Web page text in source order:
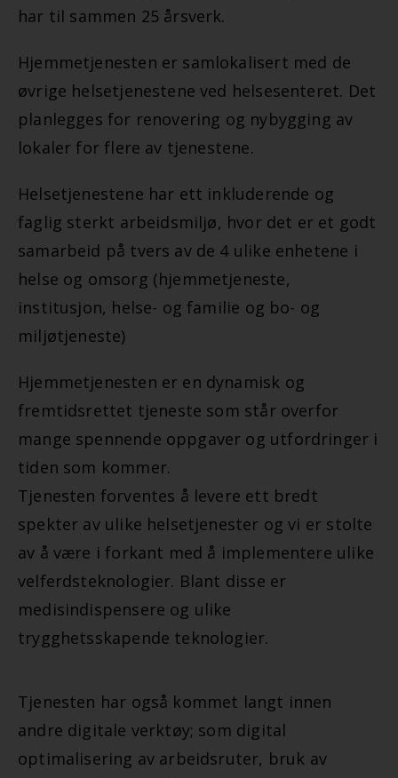
har til sammen 25 årsverk.
Hjemmetjenesten er samlokalisert med de
øvrige helsetjenestene ved helsesenteret. Det
planlegges for renovering og nybygging av
lokaler for flere av tjenestene.
Helsetjenestene har ett inkluderende og
faglig sterkt arbeidsmiljø, hvor det er et godt
samarbeid på tvers av de 4 ulike enhetene i
helse og omsorg (hjemmetjeneste,
institusjon, helse- og familie og bo- og
miljøtjeneste)
Hjemmetjenesten er en dynamisk og
fremtidsrettet tjeneste som står overfor
mange spennende oppgaver og utfordringer i
tiden som kommer.
Tjenesten forventes å levere ett bredt
spekter av ulike helsetjenester og vi er stolte
av å være i forkant med å implementere ulike
velferdsteknologier. Blant disse er
medisindispensere og ulike
trygghetsskapende teknologier.
Tjenesten har også kommet langt innen
andre digitale verktøy; som digital
optimalisering av arbeidsruter, bruk av